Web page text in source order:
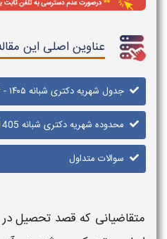
عناوین اصلی این مقاله
جدول شهریه دکتری شبانه ۱۴۰۵ - ۱۴۰۶
محدوده شهریه دکتری شبانه 1405 - 1406
سوالات متداول
که قصد تحصیل در مقطع